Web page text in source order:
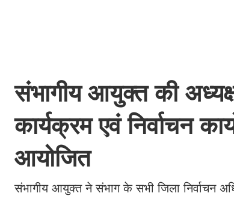
संभागीय आयुक्त की
कार्यक्रम एवं निर्वाचन
आयोजित
संभागीय आयुक्त ने संभाग के सभी जिला निर्वाचन